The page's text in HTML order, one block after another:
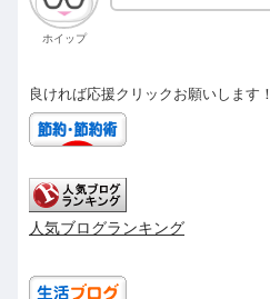
ホイップ
良ければ応援クリックお願いします！
人気ブログランキング